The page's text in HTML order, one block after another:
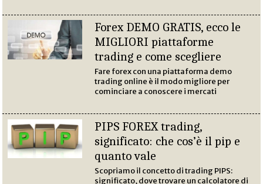
Forex DEMO GRATIS, ecco le
MIGLIORI piattaforme
trading e come scegliere
Fare forex con una piattaforma demo
trading online è il modo migliore per
cominciare a conoscere i mercati
PIPS FOREX trading,
significato: che cos’è il pip e
quanto vale
Scopriamo il concetto di trading PIPS:
significato, dove trovare un calcolatore di